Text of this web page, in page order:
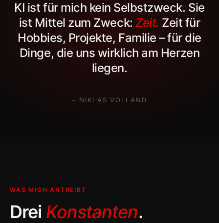
KI ist für mich kein Selbstzweck. Sie
ist Mittel zum Zweck:Zeit. Zeit für
Hobbies, Projekte, Familie – für die
Dinge, die uns wirklich am Herzen
liegen.
– NIKLAS VOLLAND
WAS MICH ANTREIBT
Drei Konstanten.